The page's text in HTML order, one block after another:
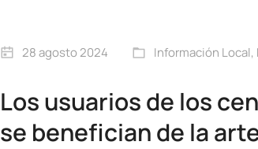
28 agosto 2024 Información Local,
Los usuarios de los
se benefician de la